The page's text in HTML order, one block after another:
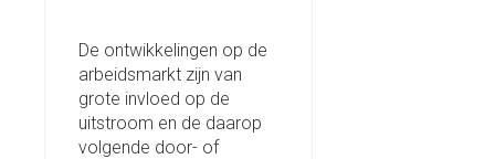
De ontwikkelingen op de
arbeidsmarkt zijn van
grote invloed op de
uitstroom en de daarop
volgende door- of